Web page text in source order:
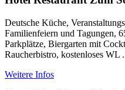
Deutsche Küche,
Familienfeiern und Tagungen,
Parkplätze, Biergarten mit
Raucherbistro, kostenloses WL
Weitere Infos